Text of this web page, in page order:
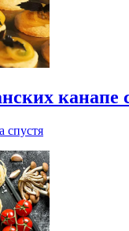
спустя